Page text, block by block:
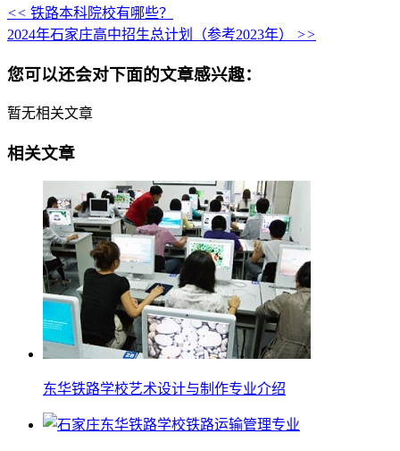
<< 铁路本科院校有哪些？
2024年石家庄高中招生总计划（参考2023年） >>
您可以还会对下面的文章感兴趣：
暂无相关文章
相关文章
东华铁路学校艺术设计与制作专业介绍